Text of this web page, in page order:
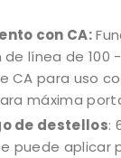
con CA:
línea de 100
CA para uso
máxima
de destellos:
puede aplicar